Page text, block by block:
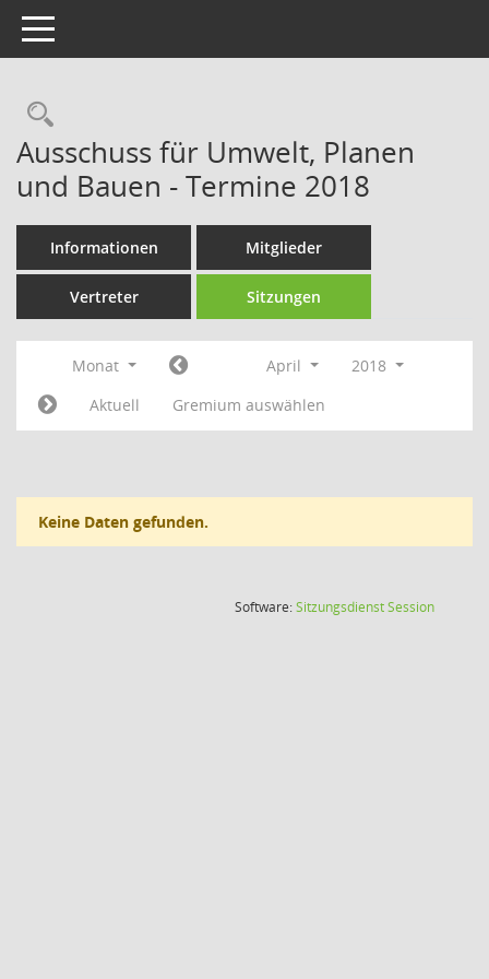
Toggle navigation
Rechercheauswahl
Ausschuss für Umwelt, Planen
und Bauen - Termine 2018
Informationen Mitglieder
Vertreter Sitzungen
Monat April
2018
Aktuell
Gremium auswählen
Keine Daten gefunden.
Software:SitzungsdienstSession(Wird in